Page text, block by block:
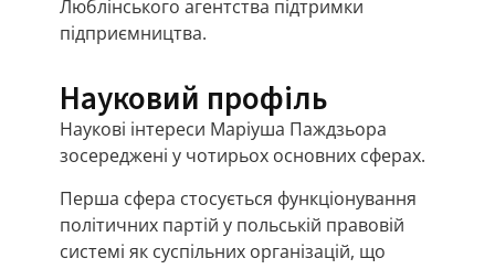
Люблінського агентства підтримки
підприємництва.
Науковий профіль
Наукові інтереси Маріуша Паждзьора
зосереджені у чотирьох основних сферах.
Перша сфера стосується функціонування
політичних партій у польській правовій
системі як суспільних організацій, що